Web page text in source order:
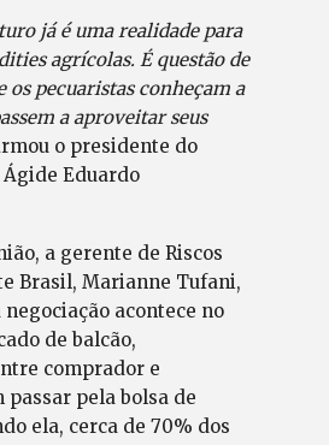
já é uma realidade para
agrícolas. É questão de
os pecuaristas conheçam a
a aproveitar seus
o presidente do
Ágide Eduardo
a gerente de Riscos
Brasil, Marianne Tufani,
acontece no
de balcão,
comprador e
passar pela bolsa de
ela, cerca de 70% dos